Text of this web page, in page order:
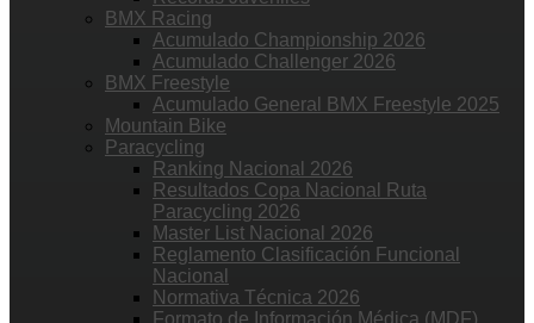
BMX Racing
Acumulado Championship 2026
Acumulado Challenger 2026
BMX Freestyle
Acumulado General BMX Freestyle 2025
Mountain Bike
Paracycling
Ranking Nacional 2026
Resultados Copa Nacional Ruta
Paracycling 2026
Master List Nacional 2026
Reglamento Clasificación Funcional
Nacional
Normativa Técnica 2026
Formato de Información Médica (MDF)